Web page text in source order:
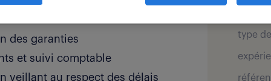
de sinistres
des garanties
et suivi comptable
veillant au respect des délais
type